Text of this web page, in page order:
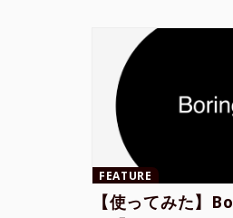
FEATURE
【使ってみた】